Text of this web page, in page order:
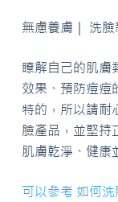
無慮養膚｜ 洗
瞭解自己的肌膚
效果、預防痘痘
特的，所以請耐
臉產品，並堅持
肌膚乾淨、健康
可以參考 如何